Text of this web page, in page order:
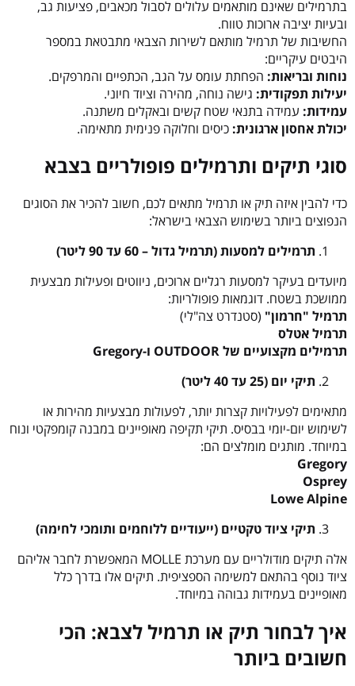
בתרמילים שאינם מותאמים עלולים לסבול מכאבים, פציעות גב,
ובעיות יציבה ארוכות טווח.
החשיבות של תרמיל מותאם לשירות הצבאי מתבטאת במספר
היבטים עיקריים:
נוחות ובריאות: הפחתת עומס על הגב, הכתפיים והמרפקים.
יעילות תפקודית: גישה נוחה, מהירה וציוד חיוני.
עמידות: עמידה בתנאי שטח קשים ובאקלים משתנה.
יכולת אחסון ארגונית: כיסים וחלוקה פנימית מתאימה.
סוגי תיקים ותרמילים פופולריים בצבא
כדי להבין איזה תיק או תרמיל מתאים לכם, חשוב להכיר את הסוגים
הנפוצים ביותר בשימוש הצבאי בישראל:
תרמילים למסעות (תרמיל גדול – 60 עד 90 ליטר)
מיועדים בעיקר למסעות רגליים ארוכים, ניווטים ופעילות מבצעית
ממושכת בשטח. דוגמאות פופולריות:
תרמיל "חרמון" (סטנדרט צה"לי)
תרמיל אטלס
תרמילים מקצועיים של OUTDOOR ו-Gregory
תיקי יום (25 עד 40 ליטר)
מתאימים לפעילויות קצרות יותר, לפעולות מבצעיות מהירות או
לשימוש יום-יומי בבסיס. תיקי תקיפה מאופיינים במבנה קומפקטי ונוח
במיוחד. מותגים מומלצים הם:
Gregory
Osprey
Lowe Alpine
תיקי ציוד טקטיים (ייעודיים ללוחמים ותומכי לחימה)
אלה תיקים מודולריים עם מערכת MOLLE המאפשרת לחבר אליהם
ציוד נוסף בהתאם למשימה הספציפית. תיקים אלו בדרך כלל
מאופיינים בעמידות גבוהה במיוחד.
איך לבחור תיק או תרמיל לצבא: הכי
חשובים ביותר